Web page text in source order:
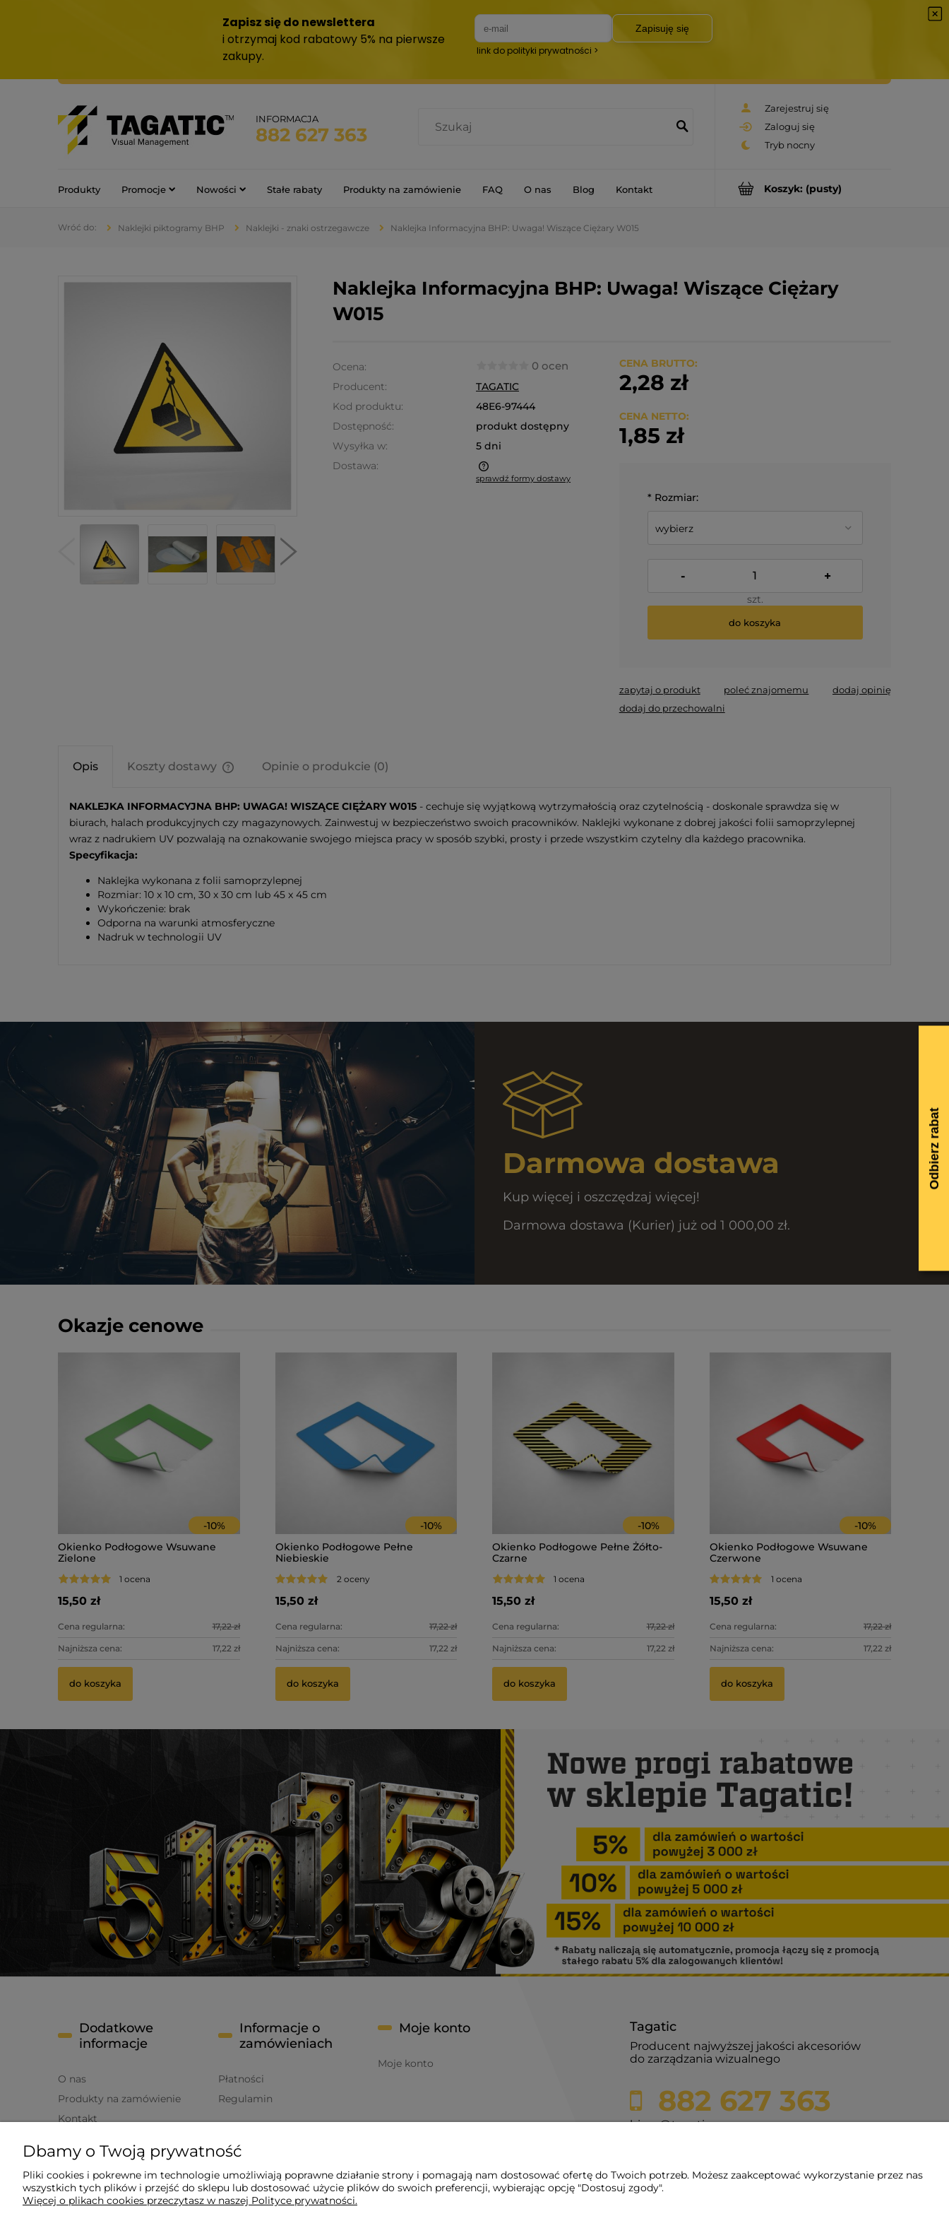
Zarejestruj się
Zaloguj się
INFORMACJA
882 627 363
Koszyk: (pusty)
Produkty Promocje Nowości Stałe rabaty Produkty na zamówienie FAQ O nas Blog Kontakt
Naklejki piktogramy BHP Naklejki - znaki ostrzegawcze Naklejka Informacyjna BHP: Uwaga! Wiszące Ciężary W015
Naklejka Informacyjna BHP: Uwaga! Wiszące Ciężary
W015
Ocena: 0 ocen
Producent:
TAGATIC
Kod produktu:
48E6-97444
Dostępność:
produkt dostępny
Wysyłka w:
5 dni
Dostawa:
sprawdź formy dostawy
CENA BRUTTO:
2,28 zł
CENA NETTO:
1,85 zł
* Rozmiar:
- +
szt.
do koszyka
zapytaj o produkt poleć znajomemu
dodaj opinię
dodaj do przechowalni
Opis Koszty dostawy
kosztów płatności
Opinie o produkcie (0)
NAKLEJKA INFORMACYJNA BHP: UWAGA! WISZĄCE CIĘŻARY W015 - cechuje się wyjątkową wytrzymałością oraz czytelnością - doskonale sprawdza się w
biurach, halach produkcyjnych czy magazynowych. Zainwestuj w bezpieczeństwo swoich pracowników. Naklejki wykonane z dobrej jakości folii samoprzylepnej
wraz z nadrukiem UV pozwalają na oznakowanie swojego miejsca pracy w sposób szybki, prosty i przede wszystkim czytelny dla każdego pracownika.
Specyfikacja:
Naklejka wykonana z folii samoprzylepnej
Rozmiar: 10 x 10 cm, 30 x 30 cm lub 45 x 45 cm
Wykończenie: brak
Odporna na warunki atmosferyczne
Nadruk w technologii UV
Darmowa dostawa
Kup więcej i oszczędzaj więcej!
Darmowa dostawa (Kurier) już od 1 000,00 zł.
Okazje cenowe
-10%
Okienko Podłogowe Wsuwane
Zielone
1 ocena
15,50 zł
Cena regularna: 17,22 zł
Najniższa cena: 17,22 zł
do koszyka
-10%
Okienko Podłogowe Pełne
Niebieskie
2 oceny
15,50 zł
Cena regularna: 17,22 zł
Najniższa cena: 17,22 zł
do koszyka
-10%
Okienko Podłogowe Pełne Żółto-
Czarne
1 ocena
15,50 zł
Cena regularna: 17,22 zł
Najniższa cena: 17,22 zł
do koszyka
-10%
Okienko Podłogowe Wsuwane
Czerwone
1 ocena
15,50 zł
Cena regularna: 17,22 zł
Najniższa cena: 17,22 zł
do koszyka
Tagatic
Producent najwyższej jakości akcesoriów
do zarządzania wizualnego
882 627 363
biuro@tagatic.com
produkcyjnych
Dodatkowe
informacje
O nas
Produkty na zamówienie
Kontakt
Polityka prywatności
Informacje o
zamówieniach
Płatności
Regulamin
Moje konto
Moje konto
Dbamy o Twoją prywatność
Pliki cookies i pokrewne im technologie umożliwiają poprawne działanie strony i pomagają nam dostosować ofertę do Twoich potrzeb. Możesz zaakceptować wykorzystanie przez nas
wszystkich tych plików i przejść do sklepu lub dostosować użycie plików do swoich preferencji, wybierając opcję "Dostosuj zgody".
Więcej o plikach cookies przeczytasz w naszej Polityce prywatności.